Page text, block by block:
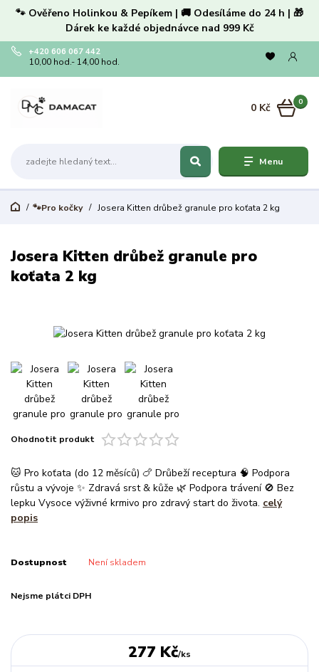
🐾 Ověřeno Holinkou & Pepíkem | 🚚 Odesíláme do 24 h | 🎁
Dárek ke každé objednávce nad 999 Kč
Menu
+420 606 067 442
10,00 hod.- 14,00 hod.
0
0 Kč
🐾Pro kočky Josera Kitten drůbež granule pro koťata 2 kg
Josera Kitten drůbež granule pro
koťata 2 kg
Ohodnotit produkt
🐱 Pro koťata (do 12 měsíců) 🍗 Drůbeží receptura 🧠 Podpora
růstu a vývoje ✨ Zdravá srst & kůže 🌿 Podpora trávení 🚫 Bez
lepku Vysoce výživné krmivo pro zdravý start do života. celý
popis
Dostupnost Není skladem
Nejsme plátci DPH
277 Kč/ks